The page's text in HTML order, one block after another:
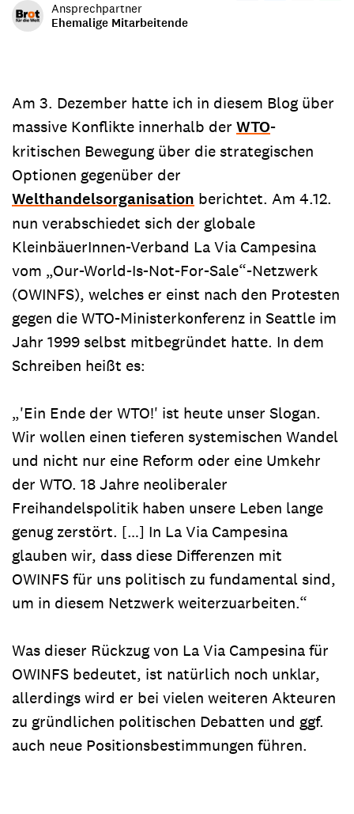
Ansprechpartner
Ehemalige Mitarbeitende
Am 3. Dezember hatte ich in diesem Blog über
massive Konflikte innerhalb der WTO-
kritischen Bewegung über die strategischen
Optionen gegenüber der
Welthandelsorganisation berichtet. Am 4.12.
nun verabschiedet sich der globale
KleinbäuerInnen-Verband La Via Campesina
vom „Our-World-Is-Not-For-Sale“-Netzwerk
(OWINFS), welches er einst nach den Protesten
gegen die WTO-Ministerkonferenz in Seattle im
Jahr 1999 selbst mitbegründet hatte. In dem
Schreiben heißt es:
„'Ein Ende der WTO!' ist heute unser Slogan.
Wir wollen einen tieferen systemischen Wandel
und nicht nur eine Reform oder eine Umkehr
der WTO. 18 Jahre neoliberaler
Freihandelspolitik haben unsere Leben lange
genug zerstört. […] In La Via Campesina
glauben wir, dass diese Differenzen mit
OWINFS für uns politisch zu fundamental sind,
um in diesem Netzwerk weiterzuarbeiten.“
Was dieser Rückzug von La Via Campesina für
OWINFS bedeutet, ist natürlich noch unklar,
allerdings wird er bei vielen weiteren Akteuren
zu gründlichen politischen Debatten und ggf.
auch neue Positionsbestimmungen führen.